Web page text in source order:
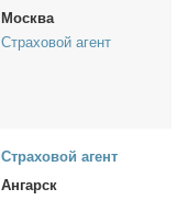
Москва
Страховой агент
Стра­хо­вой агент
Ангарск